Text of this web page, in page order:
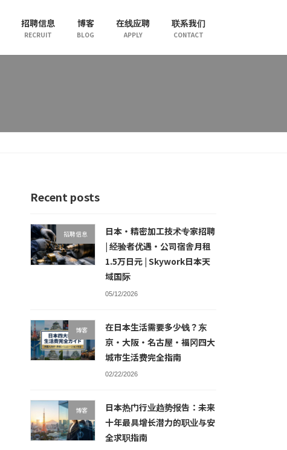
招聘信息
RECRUIT
博客
BLOG
在线应聘
APPLY
联系我们
CONTACT
Recent posts
招聘信息
日本・精密加工技术专家招聘
| 经验者优遇・公司宿舎月租
1.5万日元 | Skywork日本天
域国际
05/12/2026
博客
在日本生活需要多少钱？东
京・大阪・名古屋・福冈四大
城市生活费完全指南
02/22/2026
博客
日本热门行业趋势报告：未来
十年最具增长潜力的职业与安
全求职指南